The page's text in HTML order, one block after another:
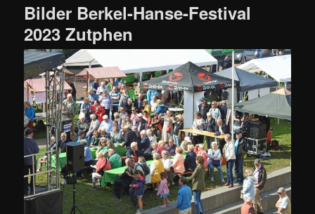
Bilder Berkel-Hanse-Festival
2023 Zutphen